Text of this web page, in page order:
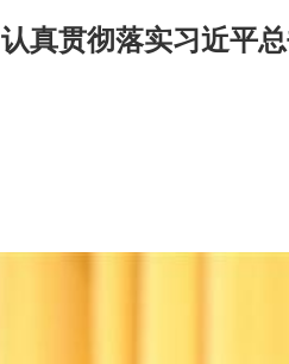
认真贯彻落实习近平